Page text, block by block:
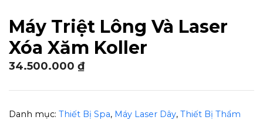
Máy Triệt Lông Và Laser
Xóa Xăm Koller
34.500.000 ₫
Danh mục: Thiết Bị Spa, Máy Laser Dây, Thiết Bị Thẩm